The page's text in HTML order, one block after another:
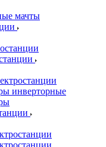
мачты
инверторные